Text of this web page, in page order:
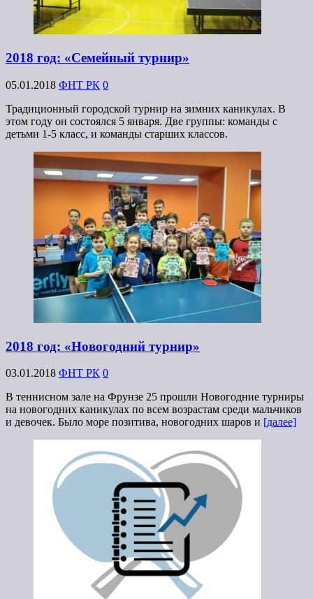
2018 год: «Семейный турнир»
05.01.2018 ФНТ РК 0
Традиционный городской турнир на зимних каникулах. В
этом году он состоялся 5 января. Две группы: команды с
детьми 1-5 класс, и команды старших классов.
2018 год: «Новогодний турнир»
03.01.2018 ФНТ РК 0
В теннисном зале на Фрунзе 25 прошли Новогодние турниры
на новогодних каникулах по всем возрастам среди мальчиков
и девочек. Было море позитива, новогодних шаров и [далее]